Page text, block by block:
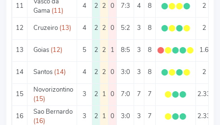
11
Gama (11)
4 2 2 0 7:3 4 8 ⬤⬤⬤⬤ 2
12 Cruzeiro (13) 4 2 2 0 5:2 3 8 ⬤⬤⬤⬤ 2
13 Goias (12) 5 2 2 1 8:5 3 8 ⬤⬤⬤⬤⬤ 1.6
14 Santos (14) 4 2 2 0 3:0 3 8 ⬤⬤⬤⬤ 2
15
Novorizontino
(15)
3 2 1 0 7:0 7 7 ⬤⬤⬤ 2.33
16
Sao Bernardo
(16)
3 2 1 0 3:0 3 7 ⬤⬤⬤ 2.33